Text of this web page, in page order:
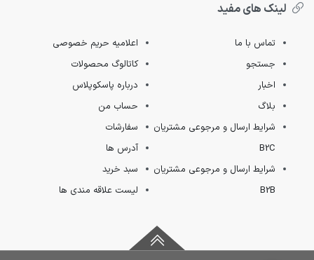
لینک های مفید
تماس با ما
جستجو
اخبار
بلاگ
شرایط ارسال و مرجوعی مشتریان
B2C
شرایط ارسال و مرجوعی مشتریان
B2B
اعلامیه حریم خصوصی
کاتالوگ محصولات
درباره پاسکوپلاس
حساب من
سفارشات
آدرس ها
سبد خرید
لیست علاقه مندی ها